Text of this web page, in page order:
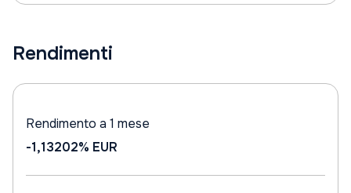
Rendimenti
Rendimento a 1 mese
-1,13202% EUR